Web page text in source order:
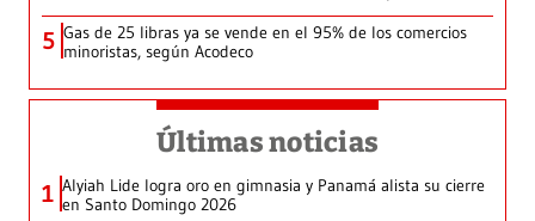
5 Gas de 25 libras ya se vende en el 95% de los comercios
minoristas, según Acodeco
Últimas noticias
1 Alyiah Lide logra oro en gimnasia y Panamá alista su cierre
en Santo Domingo 2026